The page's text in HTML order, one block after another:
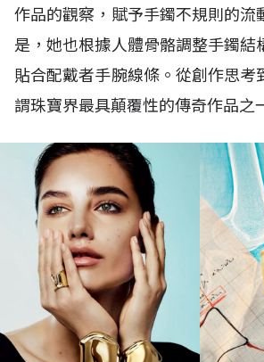
作品的觀察，賦予手鐲不規則的流
是，她也根據人體骨骼調整手鐲結
貼合配戴者手腕線條。從創作思考
謂珠寶界最具顛覆性的傳奇作品之